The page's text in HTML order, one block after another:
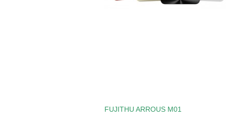
FUJITHU ARROUS M01